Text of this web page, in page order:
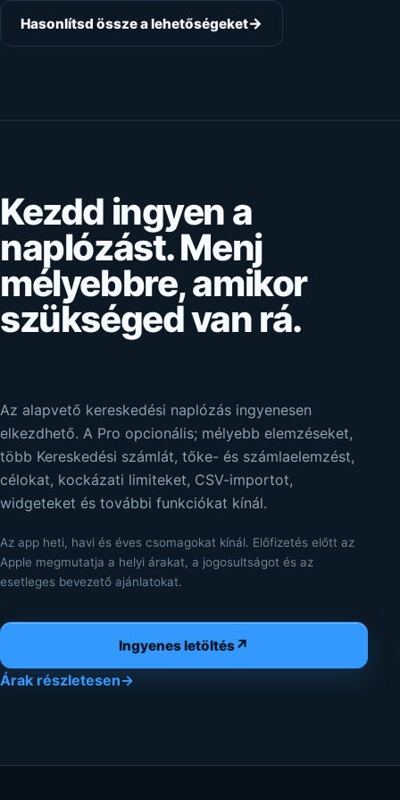
Hasonlítsd össze a lehetőségeket→
Kezdd ingyen a
naplózást. Menj
mélyebbre, amikor
szükséged van rá.
Az alapvető kereskedési naplózás ingyenesen
elkezdhető. A Pro opcionális; mélyebb elemzéseket,
több Kereskedési számlát, tőke- és számlaelemzést,
célokat, kockázati limiteket, CSV-importot,
widgeteket és további funkciókat kínál.
Az app heti, havi és éves csomagokat kínál. Előfizetés előtt az
Apple megmutatja a helyi árakat, a jogosultságot és az
esetleges bevezető ajánlatokat.
Ingyenes letöltés↗
Árak részletesen→